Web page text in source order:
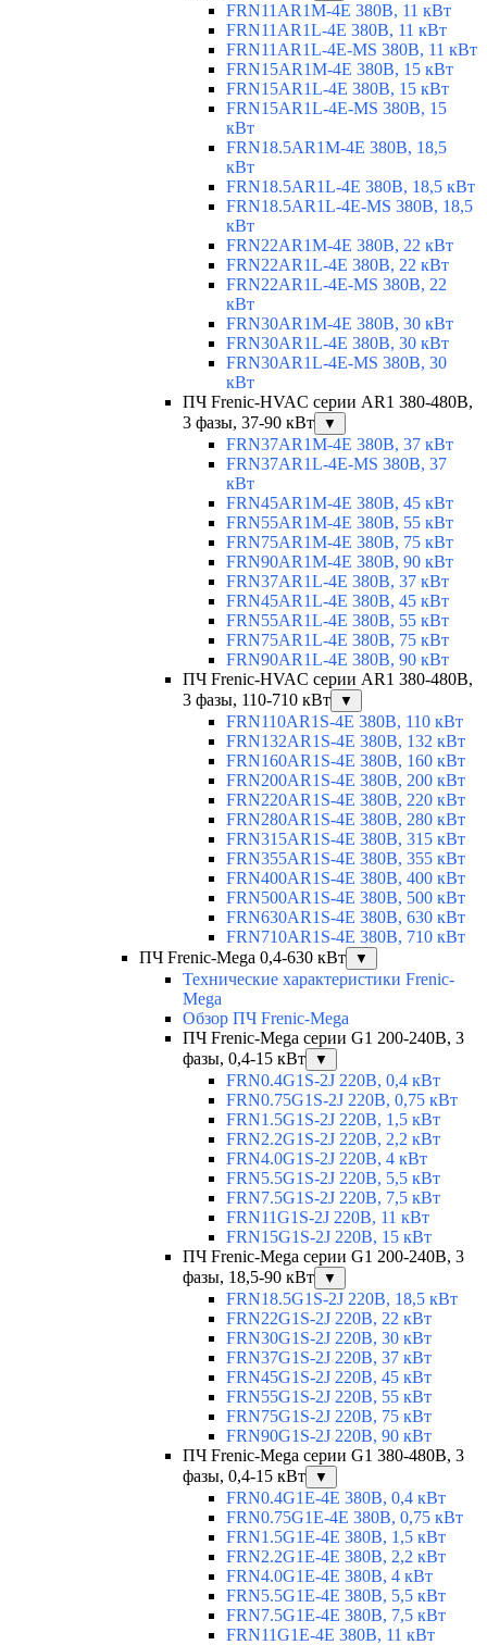
FRN11AR1M-4E 380В, 11 кВт
FRN11AR1L-4E 380В, 11 кВт
FRN11AR1L-4E-MS 380В, 11 кВт
FRN15AR1M-4E 380В, 15 кВт
FRN15AR1L-4E 380В, 15 кВт
FRN15AR1L-4E-MS 380В, 15
кВт
FRN18.5AR1M-4E 380В, 18,5
кВт
FRN18.5AR1L-4E 380В, 18,5 кВт
FRN18.5AR1L-4E-MS 380В, 18,5
кВт
FRN22AR1M-4E 380В, 22 кВт
FRN22AR1L-4E 380В, 22 кВт
FRN22AR1L-4E-MS 380В, 22
кВт
FRN30AR1M-4E 380В, 30 кВт
FRN30AR1L-4E 380В, 30 кВт
FRN30AR1L-4E-MS 380В, 30
кВт
ПЧ Frenic-HVAC серии AR1 380-480В,
3 фазы, 37-90 кВт
▼
FRN37AR1M-4E 380В, 37 кВт
FRN37AR1L-4E-MS 380В, 37
кВт
FRN45AR1M-4E 380В, 45 кВт
FRN55AR1M-4E 380В, 55 кВт
FRN75AR1M-4E 380В, 75 кВт
FRN90AR1M-4E 380В, 90 кВт
FRN37AR1L-4E 380В, 37 кВт
FRN45AR1L-4E 380В, 45 кВт
FRN55AR1L-4E 380В, 55 кВт
FRN75AR1L-4E 380В, 75 кВт
FRN90AR1L-4E 380В, 90 кВт
ПЧ Frenic-HVAC серии AR1 380-480В,
3 фазы, 110-710 кВт
▼
FRN110AR1S-4E 380В, 110 кВт
FRN132AR1S-4E 380В, 132 кВт
FRN160AR1S-4E 380В, 160 кВт
FRN200AR1S-4E 380В, 200 кВт
FRN220AR1S-4E 380В, 220 кВт
FRN280AR1S-4E 380В, 280 кВт
FRN315AR1S-4E 380В, 315 кВт
FRN355AR1S-4E 380В, 355 кВт
FRN400AR1S-4E 380В, 400 кВт
FRN500AR1S-4E 380В, 500 кВт
FRN630AR1S-4E 380В, 630 кВт
FRN710AR1S-4E 380В, 710 кВт
ПЧ Frenic-Mega 0,4-630 кВт
▼
Технические характеристики Frenic-
Mega
Обзор ПЧ Frenic-Mega
ПЧ Frenic-Mega серии G1 200-240В, 3
фазы, 0,4-15 кВт
▼
FRN0.4G1S-2J 220В, 0,4 кВт
FRN0.75G1S-2J 220В, 0,75 кВт
FRN1.5G1S-2J 220В, 1,5 кВт
FRN2.2G1S-2J 220В, 2,2 кВт
FRN4.0G1S-2J 220В, 4 кВт
FRN5.5G1S-2J 220В, 5,5 кВт
FRN7.5G1S-2J 220В, 7,5 кВт
FRN11G1S-2J 220В, 11 кВт
FRN15G1S-2J 220В, 15 кВт
ПЧ Frenic-Mega серии G1 200-240В, 3
фазы, 18,5-90 кВт
▼
FRN18.5G1S-2J 220В, 18,5 кВт
FRN22G1S-2J 220В, 22 кВт
FRN30G1S-2J 220В, 30 кВт
FRN37G1S-2J 220В, 37 кВт
FRN45G1S-2J 220В, 45 кВт
FRN55G1S-2J 220В, 55 кВт
FRN75G1S-2J 220В, 75 кВт
FRN90G1S-2J 220В, 90 кВт
ПЧ Frenic-Mega серии G1 380-480В, 3
фазы, 0,4-15 кВт
▼
FRN0.4G1E-4E 380В, 0,4 кВт
FRN0.75G1E-4E 380В, 0,75 кВт
FRN1.5G1E-4E 380В, 1,5 кВт
FRN2.2G1E-4E 380В, 2,2 кВт
FRN4.0G1E-4E 380В, 4 кВт
FRN5.5G1E-4E 380В, 5,5 кВт
FRN7.5G1E-4E 380В, 7,5 кВт
FRN11G1E-4E 380В, 11 кВт